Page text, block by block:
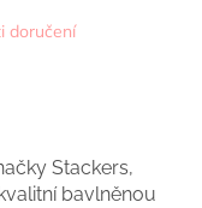
doručení
Stackers,
bavlněnou